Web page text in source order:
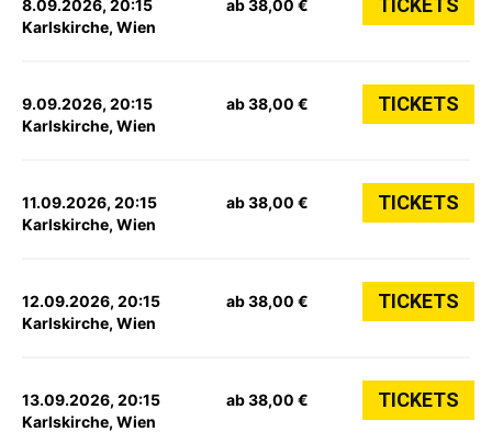
8.09.2026, 20:15
Karlskirche, Wien
ab 38,00 € TICKETS
9.09.2026, 20:15
Karlskirche, Wien
ab 38,00 € TICKETS
11.09.2026, 20:15
Karlskirche, Wien
ab 38,00 € TICKETS
12.09.2026, 20:15
Karlskirche, Wien
ab 38,00 € TICKETS
13.09.2026, 20:15
Karlskirche, Wien
ab 38,00 € TICKETS